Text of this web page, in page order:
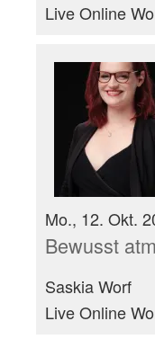
Live Online
Mo., 12. Okt.
Bewusst
Saskia Worf
Live Online